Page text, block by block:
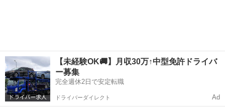
【未経験OK🚚】月収30万↑中型免許ドライバ
ー募集
完全週休2日で安定転職
ドライバーダイレクト Ad